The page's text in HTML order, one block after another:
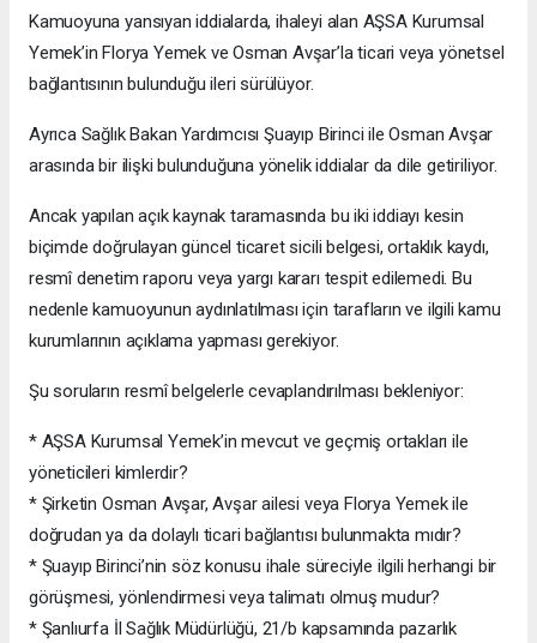
Kamuoyuna yansıyan iddialarda, ihaleyi alan AŞSA Kurumsal
Yemek’in Florya Yemek ve Osman Avşar’la ticari veya yönetsel
bağlantısının bulunduğu ileri sürülüyor.
Ayrıca Sağlık Bakan Yardımcısı Şuayıp Birinci ile Osman Avşar
arasında bir ilişki bulunduğuna yönelik iddialar da dile getiriliyor.
Ancak yapılan açık kaynak taramasında bu iki iddiayı kesin
biçimde doğrulayan güncel ticaret sicili belgesi, ortaklık kaydı,
resmî denetim raporu veya yargı kararı tespit edilemedi. Bu
nedenle kamuoyunun aydınlatılması için tarafların ve ilgili kamu
kurumlarının açıklama yapması gerekiyor.
Şu soruların resmî belgelerle cevaplandırılması bekleniyor:
* AŞSA Kurumsal Yemek’in mevcut ve geçmiş ortakları ile
yöneticileri kimlerdir?
* Şirketin Osman Avşar, Avşar ailesi veya Florya Yemek ile
doğrudan ya da dolaylı ticari bağlantısı bulunmakta mıdır?
* Şuayıp Birinci’nin söz konusu ihale süreciyle ilgili herhangi bir
görüşmesi, yönlendirmesi veya talimatı olmuş mudur?
* Şanlıurfa İl Sağlık Müdürlüğü, 21/b kapsamında pazarlık